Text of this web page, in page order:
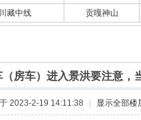
索
›
川藏中线 贡嘎神山
（房车）进入景洪要注意，
2023-2-19 14:11:38 显示全部楼